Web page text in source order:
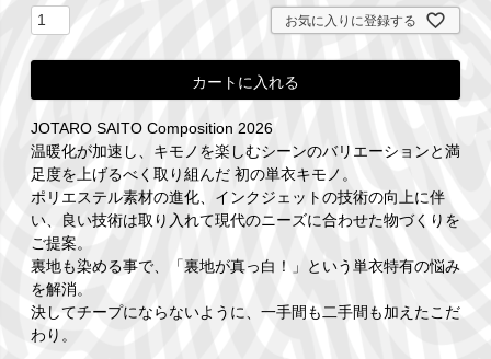
お気に入りに登録する
カートに入れる
JOTARO SAITO Composition 2026
温暖化が加速し、キモノを楽しむシーンのバリエーションと満
足度を上げるべく取り組んだ 初の単衣キモノ。
ポリエステル素材の進化、インクジェットの技術の向上に伴
い、良い技術は取り入れて現代のニーズに合わせた物づくりを
ご提案。
裏地も染める事で、「裏地が真っ白！」という単衣特有の悩み
を解消。
決してチープにならないように、一手間も二手間も加えたこだ
わり。